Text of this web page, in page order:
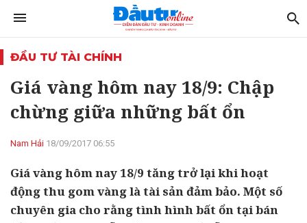
ĐẦU TƯ TÀI CHÍNH
Giá vàng hôm nay 18/9: Chập
chừng giữa những bất ổn
Nam Hải 18/09/2017 06:55
Giá vàng hôm nay 18/9 tăng trở lại khi hoạt
động thu gom vàng là tài sản đảm bảo. Một số
chuyên gia cho rằng tình hình bất ổn tại bán